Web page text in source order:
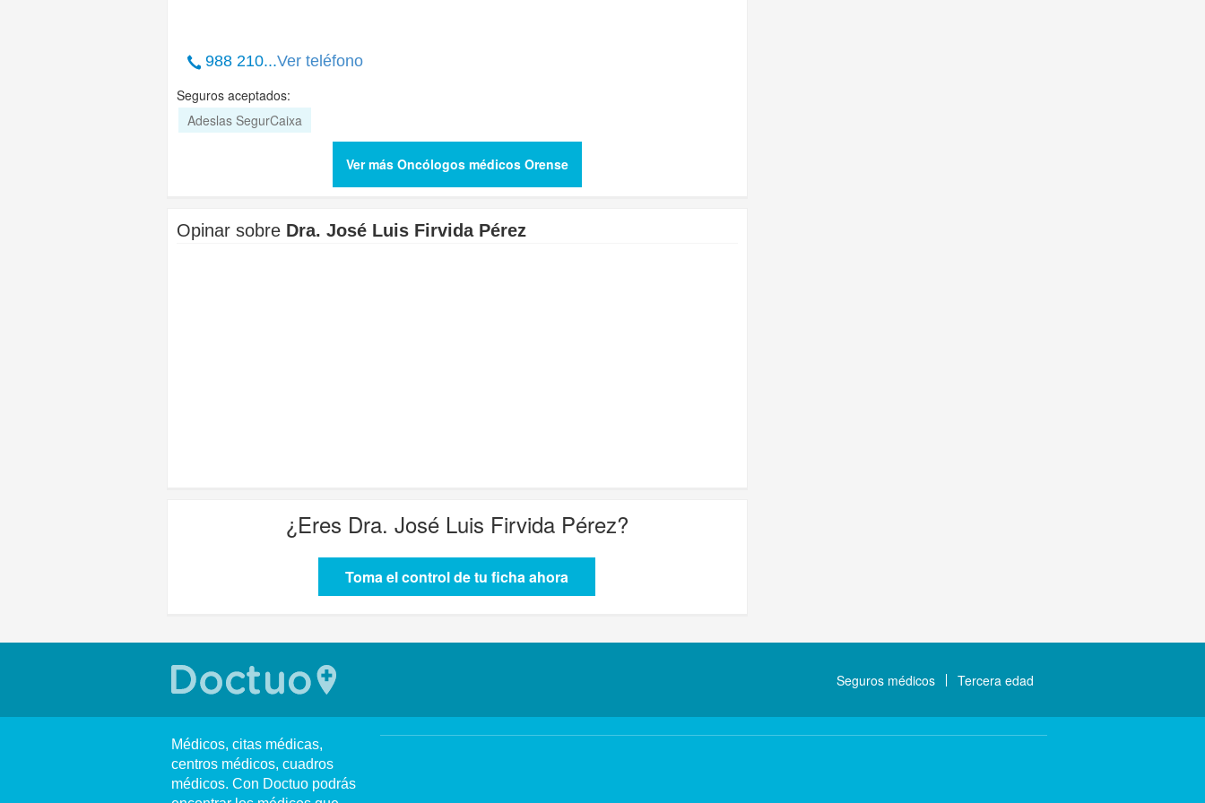
988 210...Ver teléfono
Seguros aceptados:
Adeslas SegurCaixa
Ver más Oncólogos médicos Orense
Opinar sobre Dra. José Luis Firvida Pérez
¿Eres Dra. José Luis Firvida Pérez?
Toma el control de tu ficha ahora
Seguros médicos Tercera edad
Médicos, citas médicas,
centros médicos, cuadros
médicos. Con Doctuo podrás